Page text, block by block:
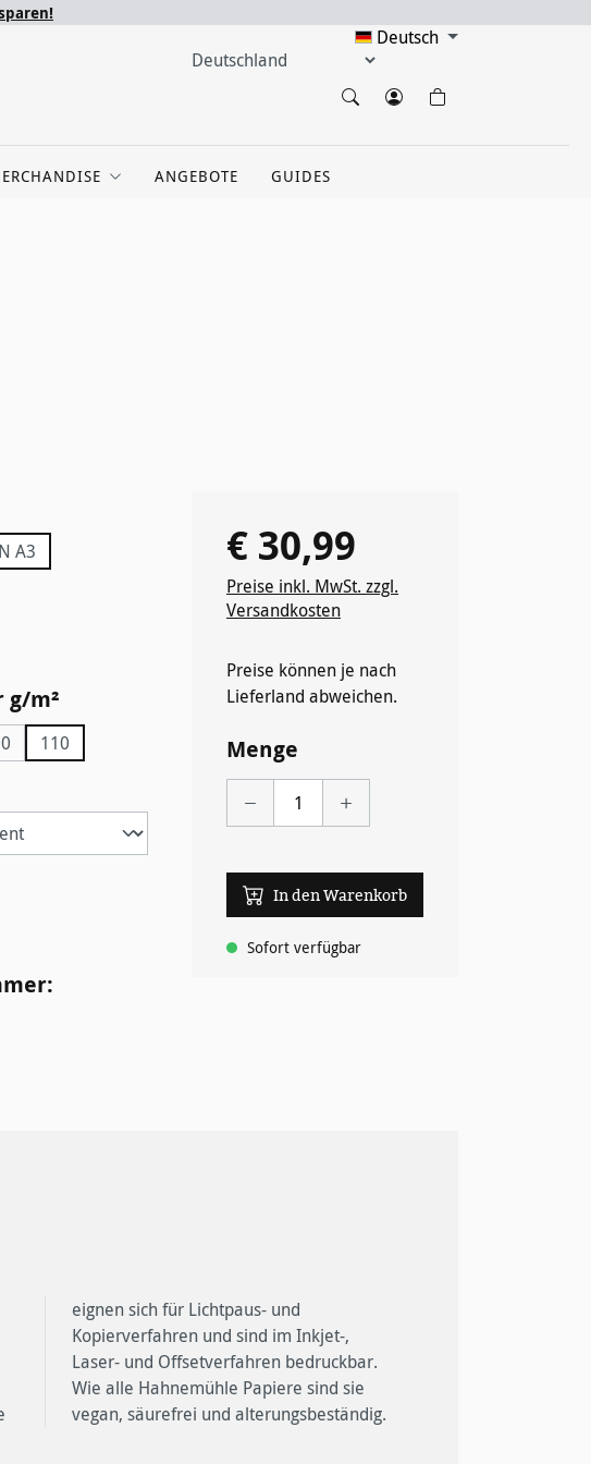
Deutsch
ANGEBOTE GUIDES
A3
g/m²
110
Regulärer Preis:
€ 30,99
Preise inkl. MwSt. zzgl.
Versandkosten
Preise können je nach
Lieferland abweichen.
Menge
In den Warenkorb
Sofort verfügbar
vegan, säurefrei und alterungsbeständig.